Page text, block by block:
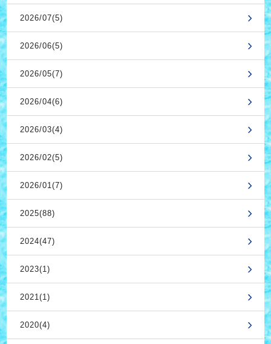
2026/07(5)
2026/06(5)
2026/05(7)
2026/04(6)
2026/03(4)
2026/02(5)
2026/01(7)
2025(88)
2024(47)
2023(1)
2021(1)
2020(4)